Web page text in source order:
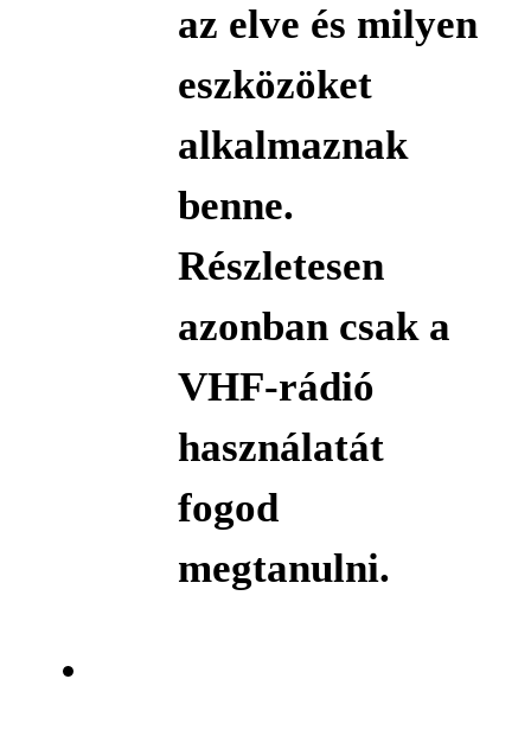
az elve és milyen
eszközöket
alkalmaznak
benne.
Részletesen
azonban csak a
VHF-rádió
használatát
fogod
megtanulni.